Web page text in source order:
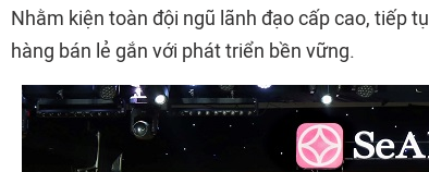
Nhằm kiện toàn đội ngũ lãnh đạo cấp cao, tiếp
hàng bán lẻ gắn với phát triển bền vững.